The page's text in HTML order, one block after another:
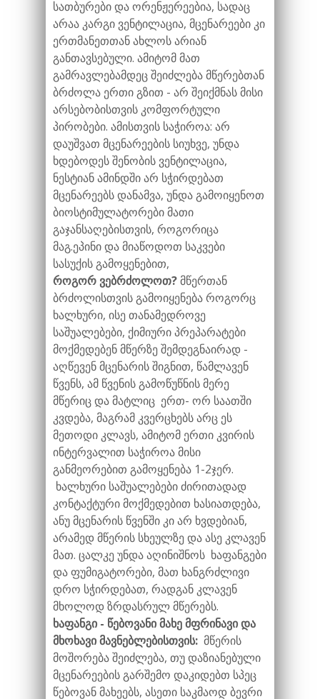
სათბურები და ორენჟერეებია, სადაც
არაა კარგი ვენტილაცია, მცენარეები კი
ერთმანეთთან ახლოს არიან
განთავსებული. ამიტომ მათ
გამრავლებამდეც შეიძლება მწერებთან
ბრძოლა ერთი გზით - არ შეიქმნას მისი
არსებობისთვის კომფორტული
პირობები. ამისთვის საჭიროა: არ
დაუშვათ მცენარეების სიუხვე, უნდა
ხდებოდეს შენობის ვენტილაცია,
ნესტიან ამინდში არ სჭირდებათ
მცენარეებს დანამვა, უნდა გამოიყენოთ
ბიოსტიმულატორები მათი
გაჯანსაღებისთვის, როგორიცა
მაგ.ეპინი და მიაწოდოთ საკვები
სასუქის გამოყენებით,
როგორ ვებრძოლოთ?მწერთან
ბრძოლისთვის გამოიყენება როგორც
ხალხური, ისე თანამედროვე
საშუალებები, ქიმიური პრეპარატები
მოქმედებენ მწერზე შემდეგნაირად -
აღწევენ მცენარის შიგნით, წამლავენ
წვენს, ამ წვენის გამოწუწნის მერე
მწერიც და მატლიც ერთ- ორ საათში
კვდება, მაგრამ კვერცხებს არც ეს
მეთოდი კლავს, ამიტომ ერთი კვირის
ინტერვალით საჭიროა მისი
განმეორებით გამოყენება 1-2ჯერ.
ხალხური საშუალებები ძირითადად
კონტაქტური მოქმედებით ხასიათდება,
ანუ მცენარის წვენში კი არ ხვდებიან,
არამედ მწერის სხეულზე და ასე კლავენ
მათ. ცალკე უნდა აღინიშნოს ხაფანგები
და ფუმიგატორები, მათ ხანგრძლივი
დრო სჭირდებათ, რადგან კლავენ
მხოლოდ ზრდასრულ მწერებს.
ხაფანგი - წებოვანი მახე მფრინავი და
მხოხავი მავნებლებისთვის: მწერის
მოშორება შეიძლება, თუ დაზიანებული
მცენარეების გარშემო დაკიდებთ სპეც
წებოვან მახეებს, ასეთი საკმაოდ ბევრი